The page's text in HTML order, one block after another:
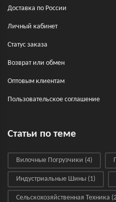
Доставка по России
Личный кабинет
Статус заказа
Возврат или обмен
Оптовым клиентам
Пользовательское соглашение
Статьи по теме
Вилочные Погрузчики (4)
Индустриальные Шины (1)
Сельскохозяйственная Техника